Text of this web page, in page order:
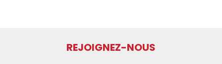
REJOIGNEZ-NOUS